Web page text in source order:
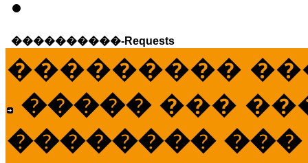
����������-Requests
���������
����� ���
��������